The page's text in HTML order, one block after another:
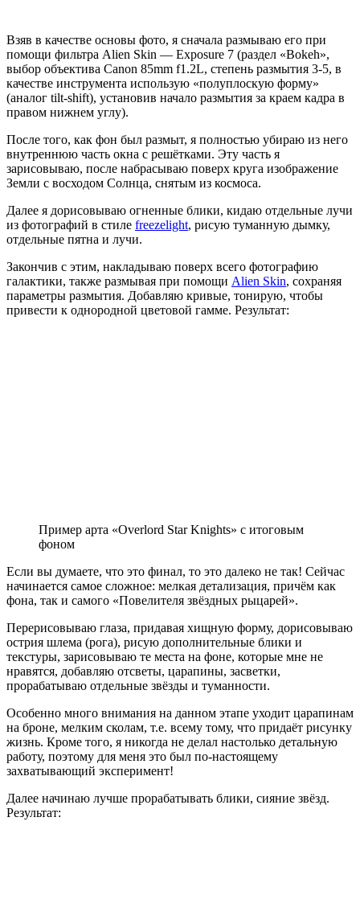
Взяв в качестве основы фото, я сначала размываю его при
помощи фильтра Alien Skin — Exposure 7 (раздел «Bokeh»,
выбор объектива Canon 85mm f1.2L, степень размытия 3-5, в
качестве инструмента использую «полуплоскую форму»
(аналог tilt-shift), установив начало размытия за краем кадра в
правом нижнем углу).
После того, как фон был размыт, я полностью убираю из него
внутреннюю часть окна с решётками. Эту часть я
зарисовываю, после набрасываю поверх круга изображение
Земли с восходом Солнца, снятым из космоса.
Далее я дорисовываю огненные блики, кидаю отдельные лучи
из фотографий в стиле freezelight, рисую туманную дымку,
отдельные пятна и лучи.
Закончив с этим, накладываю поверх всего фотографию
галактики, также размывая при помощи Alien Skin, сохраняя
параметры размытия. Добавляю кривые, тонирую, чтобы
привести к однородной цветовой гамме. Результат:
Пример арта «Overlord Star Knights» с итоговым
фоном
Если вы думаете, что это финал, то это далеко не так! Сейчас
начинается самое сложное: мелкая детализация, причём как
фона, так и самого «Повелителя звёздных рыцарей».
Перерисовываю глаза, придавая хищную форму, дорисовываю
острия шлема (рога), рисую дополнительные блики и
текстуры, зарисовываю те места на фоне, которые мне не
нравятся, добавляю отсветы, царапины, засветки,
прорабатываю отдельные звёзды и туманности.
Особенно много внимания на данном этапе уходит царапинам
на броне, мелким сколам, т.е. всему тому, что придаёт рисунку
жизнь. Кроме того, я никогда не делал настолько детальную
работу, поэтому для меня это был по-настоящему
захватывающий эксперимент!
Далее начинаю лучше прорабатывать блики, сияние звёзд.
Результат: